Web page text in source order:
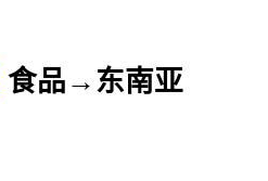
食品→东南亚